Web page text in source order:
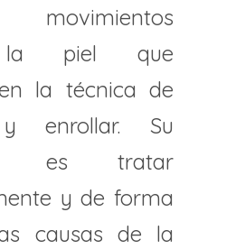
movimientos
la piel que
la técnica de
enrollar. Su
es tratar
y de forma
causas de la